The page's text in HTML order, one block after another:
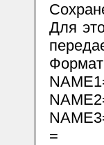
Для
=